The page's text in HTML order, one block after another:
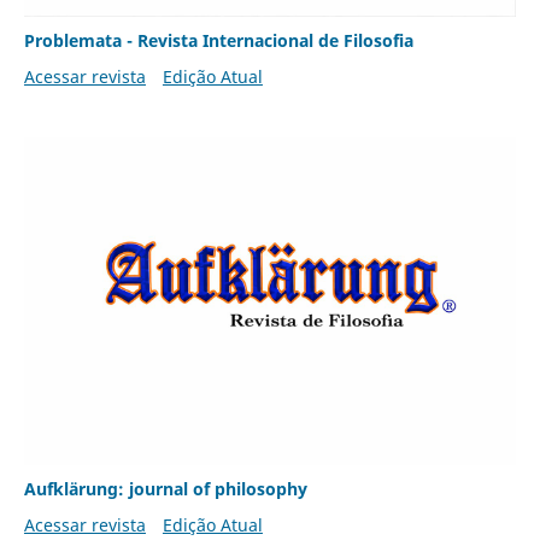
Problemata - Revista Internacional de Filosofia
Acessar revista
Edição Atual
Aufklärung: journal of philosophy
Acessar revista
Edição Atual